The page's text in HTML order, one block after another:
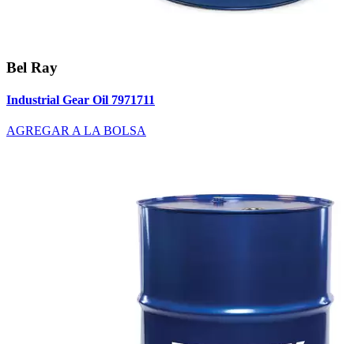
Bel Ray
Industrial Gear Oil 7971711
AGREGAR A LA BOLSA